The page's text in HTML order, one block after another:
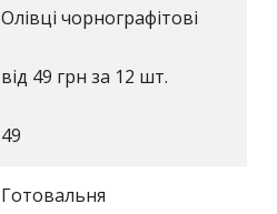
Олівці чорнографітові
від 49 грн за 12 шт.
49
Готовальня